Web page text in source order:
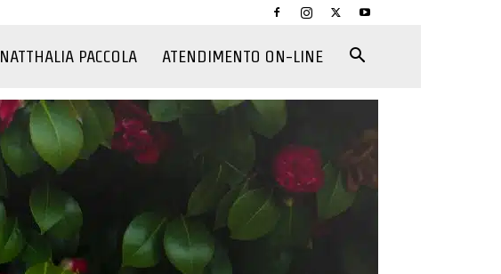
NATTHALIA PACCOLA ATENDIMENTO ON-LINE